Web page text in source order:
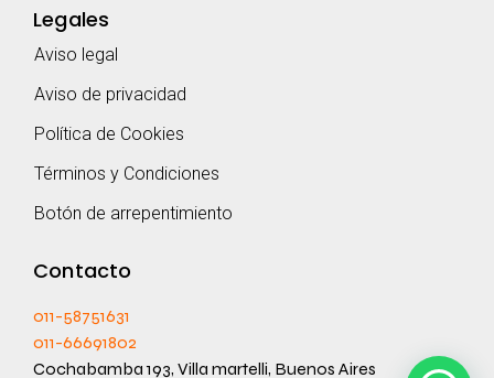
Legales
Aviso legal
Aviso de privacidad
Política de Cookies
Términos y Condiciones
Botón de arrepentimiento
Contacto
011-58751631
011-66691802
Cochabamba 193, Villa martelli, Buenos Aires